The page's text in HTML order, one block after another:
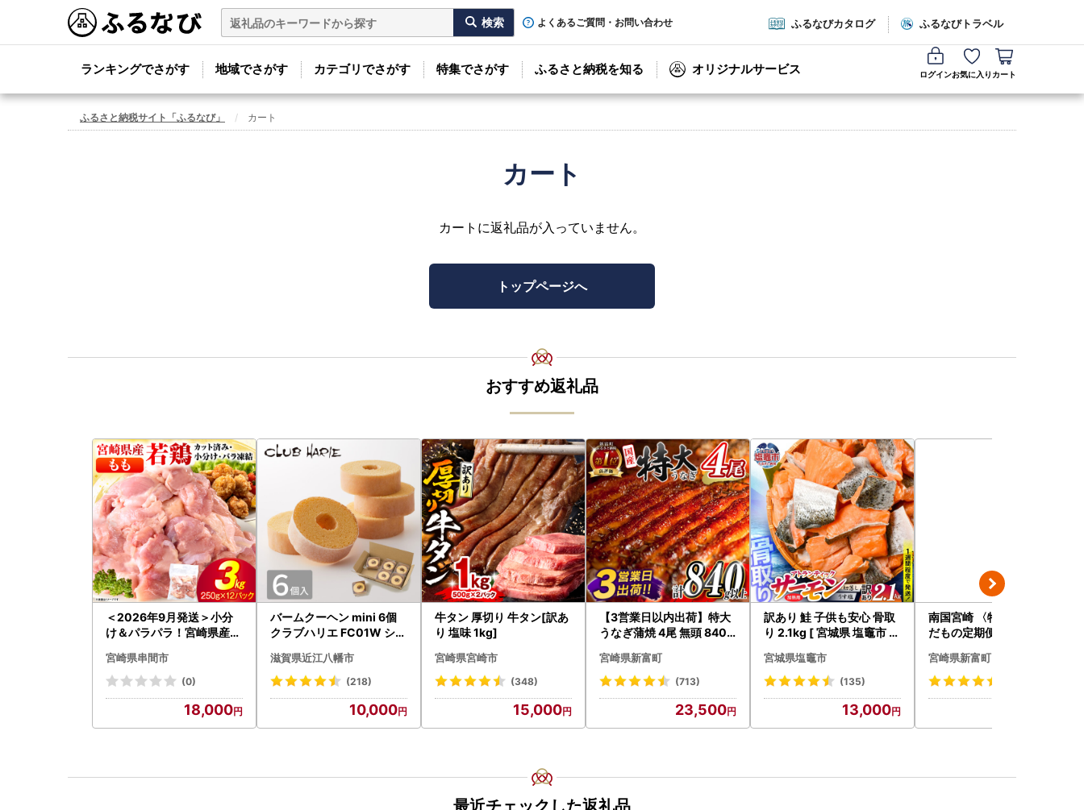
よくあるご質問・お問い合わせ ふるなびカタログ ふるなびトラベル
ランキングでさがす 地域でさがす カテゴリでさがす 特集でさがす ふるさと納税を知る オリジナルサービス ログインお気に入り カート
ふるさと納税サイト「ふるなび」 カート
カート
カートに返礼品が入っていません。
トップページへ
おすすめ返礼品
＜2026年9月発送＞小分
け＆パラパラ！宮崎県産鶏
-009-2609
宮崎県串間市
(0)
18,000
バームクーヘン mini 6個
クラブハリエ FC01W シェ
ン
滋賀県近江八幡市
(218)
10,000
牛タン 厚切り 牛タン[訳あ
り 塩味 1kg]
宮崎県宮崎市
(348)
15,000
【3営業日以内出荷】特大
うなぎ蒲焼 4尾 無頭 840g
宮崎県新富町
(713)
23,500
訳あり 鮭 子供も安心 骨取
り 2.1kg [ 宮城県 塩竈市 ]
宮城県塩竈市
(135)
13,000
南国宮崎 〈特選〉旬のく
だもの定期便 12ヵ月コー
宮崎県新富町
最近チェックした返礼品